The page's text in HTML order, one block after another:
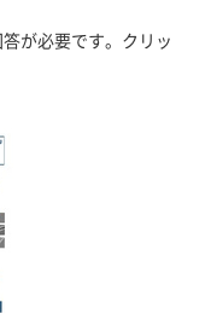
が必要です。クリッ